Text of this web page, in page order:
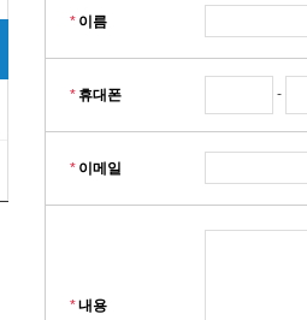
* 이름
*휴대폰 -
* 이메일
*내용